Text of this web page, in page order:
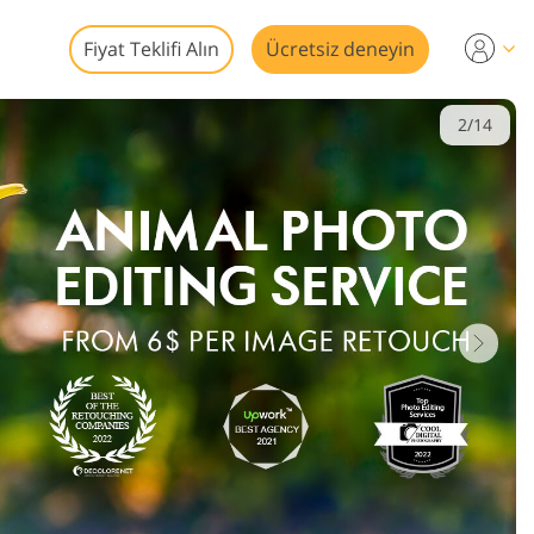
Fiyat Teklifi Alın Ücretsiz deneyin
2/14